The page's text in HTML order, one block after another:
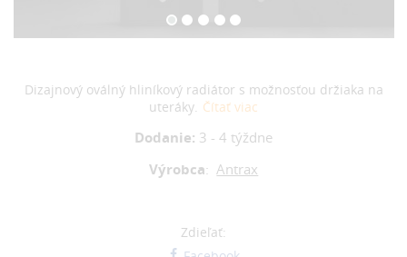
Dizajnový oválný hliníkový radiátor s možnosťou držiaka na
uteráky. Čítať viac
Dodanie: 3 - 4 týždne
Výrobca: Antrax
Zdieľať: